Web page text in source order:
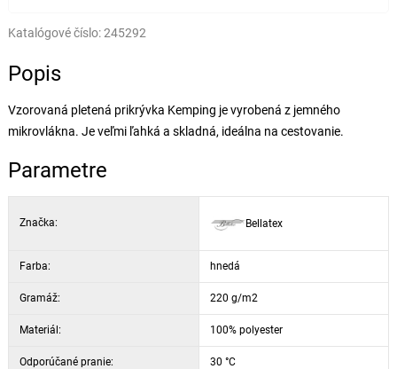
Katalógové číslo:245292
Popis
Vzorovaná pletená prikrývka Kemping je vyrobená z jemného
mikrovlákna. Je veľmi ľahká a skladná, ideálna na cestovanie.
Parametre
Značka: Bellatex
Farba: hnedá
Gramáž: 220 g/m2
Materiál: 100% polyester
Odporúčané pranie: 30 °C